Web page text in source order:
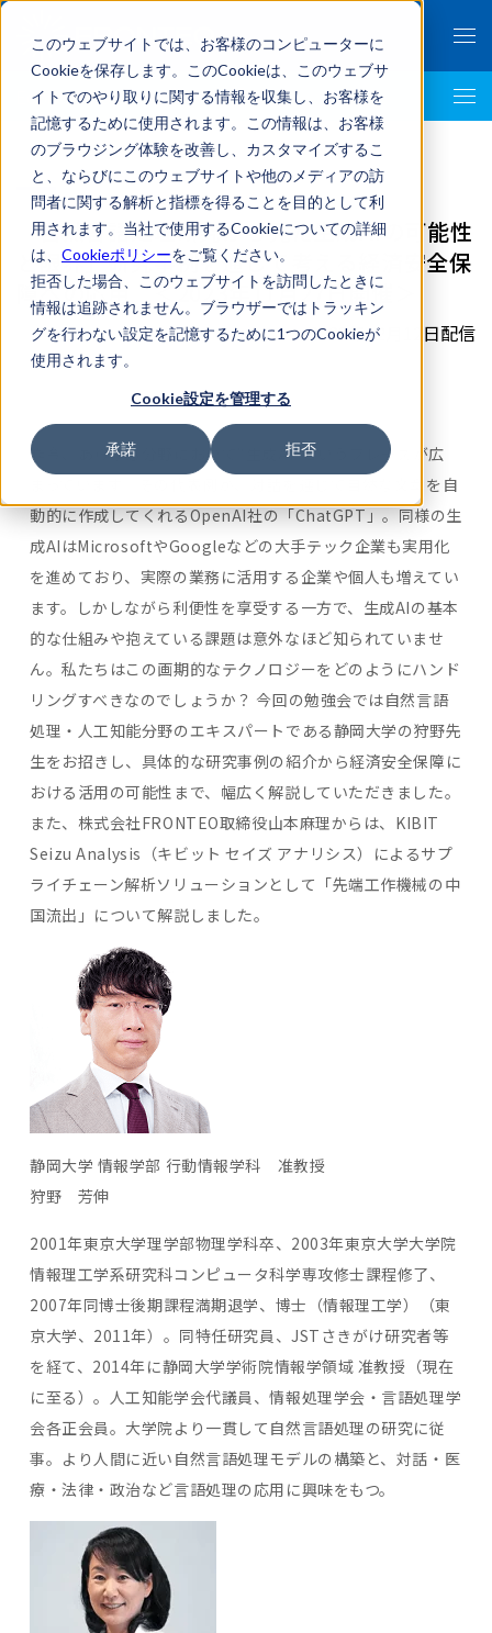
このウェブサイトでは、お客様のコンピューターに
Cookieを保存します。このCookieは、このウェブサ
イトでのやり取りに関する情報を収集し、お客様を
記憶するために使用されます。この情報は、お客様
のブラウジング体験を改善し、カスタマイズするこ
と、ならびにこのウェブサイトや他のメディアの訪
問者に関する解析と指標を得ることを目的として利
用されます。当社で使用するCookieについての詳細
は、 Cookieポリシーをご覧ください。
拒否した場合、このウェブサイトを訪問したときに
情報は追跡されません。ブラウザーではトラッキン
グを行わない設定を記憶するために1つのCookieが
使用されます。
Cookie設定を管理する
承諾 拒否
Economic Security Top
「自然言語処理研究から見た生成AIの可能性
と限界」研究事例を通じて考える経済安全保
障への応用 ＜2023年11月27日開催＞
2023年12月12日配信
昨今、あらゆる分野において“生成AI”というフレーズが広
まっています。その代表例が、対話を通じて自然な文章を自
動的に作成してくれるOpenAI社の「ChatGPT」。同様の生
成AIはMicrosoftやGoogleなどの大手テック企業も実用化
を進めており、実際の業務に活用する企業や個人も増えてい
ます。しかしながら利便性を享受する一方で、生成AIの基本
的な仕組みや抱えている課題は意外なほど知られていませ
ん。私たちはこの画期的なテクノロジーをどのようにハンド
リングすべきなのでしょうか？ 今回の勉強会では自然言語
処理・人工知能分野のエキスパートである静岡大学の狩野先
生をお招きし、具体的な研究事例の紹介から経済安全保障に
おける活用の可能性まで、幅広く解説していただきました。
また、株式会社FRONTEO取締役山本麻理からは、KIBIT
Seizu Analysis（キビット セイズ アナリシス）によるサプ
ライチェーン解析ソリューションとして「先端工作機械の中
国流出」について解説しました。
静岡大学 情報学部 行動情報学科 准教授
狩野 芳伸
2001年東京大学理学部物理学科卒、2003年東京大学大学院
情報理工学系研究科コンピュータ科学専攻修士課程修了、
2007年同博士後期課程満期退学、博士（情報理工学）（東
京大学、2011年）。同特任研究員、JSTさきがけ研究者等
を経て、2014年に静岡大学学術院情報学領域 准教授（現在
に至る）。人工知能学会代議員、情報処理学会・言語処理学
会各正会員。大学院より一貫して自然言語処理の研究に従
事。より人間に近い自然言語処理モデルの構築と、対話・医
療・法律・政治など言語処理の応用に興味をもつ。